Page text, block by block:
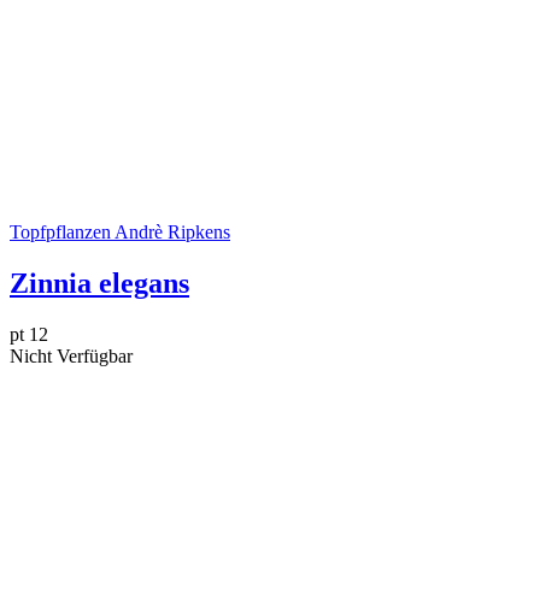
Topfpflanzen Andrè Ripkens
Zinnia elegans
pt 12
Nicht Verfügbar